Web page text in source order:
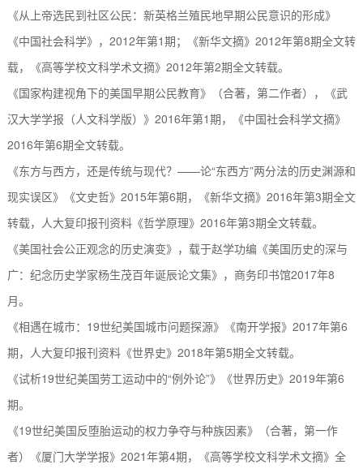
《从上帝选民到社区公民：新英格兰殖民地早期公民意识的形成》
《中国社会科学》， 2012年第1期； 《新华文摘》 2012年第8期全文转
载，
《高等学校文科学术文摘》 2012年第2期全文转载。
《国家构建视角下的美国早期公民教育》（合著，第二作者），《武
汉大学学报（人文科学版）》 2016年第1期，《中国社会科学文摘》
2016年第6期全文转载。
《东方与西方，还是传统与现代？ ——论“东西方”两分法的历史渊源和
现实误区》《文史哲》 2015年第6期，《新华文摘》 2016年第3期全文
转载，人大复印报刊资料《哲学原理》 2016年第3期全文转载。
《美国社会公正观念的历史演变》，载于赵学功编《美国历史的深与
广：纪念历史学家杨生茂百年诞辰论文集》，商务印书馆2017年8
月。
《相遇在城市： 19世纪美国城市问题探源》《南开学报》 2017年第6
期，人大复印报刊资料《世界史》 2018年第5期全文转载。
《试析19世纪美国劳工运动中的“例外论”》《世界历史》 2019年第6
期。
《19世纪美国反堕胎运动的权力争夺与种族因素》（合著，第一作
者）《厦门大学学报》 2021年第4期，《高等学校文科学术文摘》全